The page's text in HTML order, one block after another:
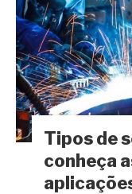
Tipos de
conheça